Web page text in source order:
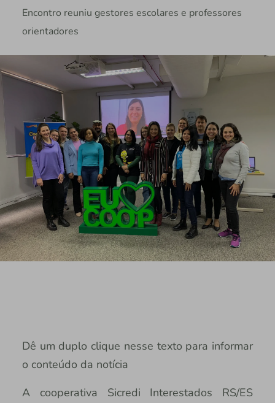
Encontro reuniu gestores escolares e professores
orientadores
Dê um duplo clique nesse texto para informar
o conteúdo da notícia
A cooperativa Sicredi Interestados RS/ES